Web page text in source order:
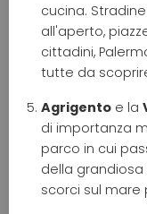
cucina.
all'aperto,
cittadini,
tutte da
Agrigento e la
di importanza
parco in cui
della
scorci sul